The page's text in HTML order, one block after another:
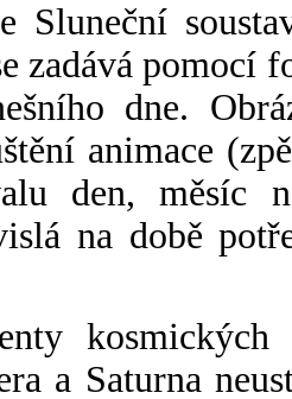
Sluneční
zadává pomocí
dne.
animace
den, měsíc
na době
a Saturna